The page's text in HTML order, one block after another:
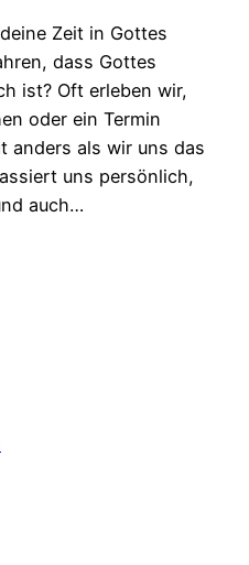
Zeit in Gottes
dass Gottes
ist? Oft erleben wir,
oder ein Termin
anders als wir uns das
uns persönlich,
auch…